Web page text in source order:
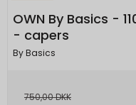
OWN By Basics -
- capers
By Basics
750,00 DKK